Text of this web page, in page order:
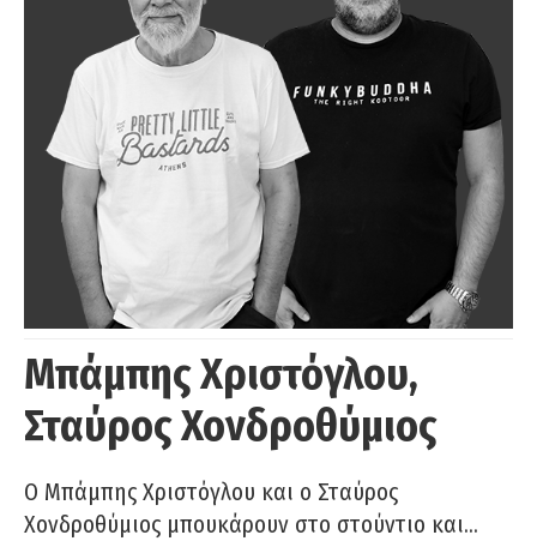
Μπάμπης Χριστόγλου,
Σταύρος Χονδροθύμιος
O Μπάμπης Χριστόγλου και ο Σταύρος
Χονδροθύμιος μπουκάρουν στο στούντιο και…